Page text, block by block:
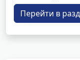
Перейти в